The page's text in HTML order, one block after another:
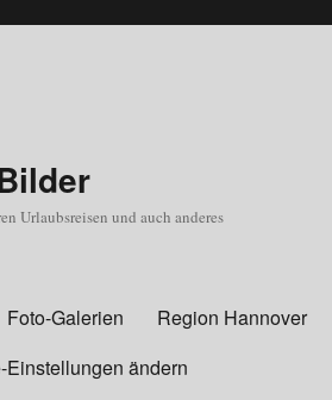
Urlaubsreisen und auch anderes
Foto-Galerien Region Hannover
Einstellungen ändern